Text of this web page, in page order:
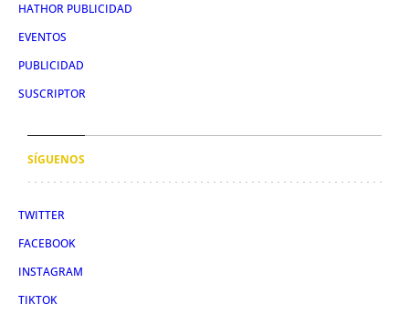
HATHOR PUBLICIDAD
EVENTOS
PUBLICIDAD
SUSCRIPTOR
SÍGUENOS
TWITTER
FACEBOOK
INSTAGRAM
TIKTOK